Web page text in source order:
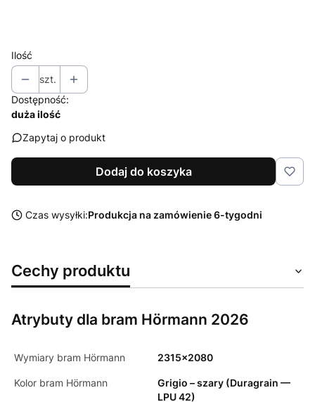
Ilość
szt.
Dostępność:
duża ilość
Zapytaj o produkt
Dodaj do koszyka
Czas wysyłki:Produkcja na zamówienie 6-tygodni
Cechy produktu
Atrybuty dla bram Hörmann 2026
Wymiary bram Hörmann 2315x2080
Kolor bram Hörmann
Grigio – szary (Duragrain —
LPU 42)